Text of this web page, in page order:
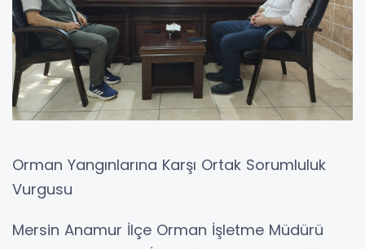
Orman Yangınlarına Karşı Ortak Sorumluluk
Vurgusu
Mersin Anamur İlçe Orman İşletme Müdürü